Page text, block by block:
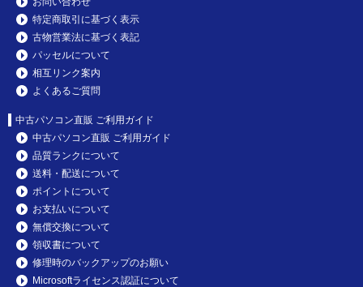
特定商取引に基づく表示
古物営業法に基づく表記
パッセルについて
相互リンク案内
よくあるご質問
中古パソコン直販 ご利用ガイド
中古パソコン直販 ご利用ガイド
品質ランクについて
送料・配送について
ポイントについて
お支払いについて
無償交換について
領収書について
修理時のバックアップのお願い
Microsoftライセンス認証について